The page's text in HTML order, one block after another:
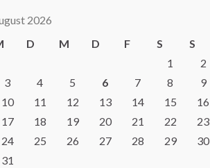
2026
D M D F S
S
1
2
3
4 5 6 7 8
9
10
11 12 13 14 15
16
17
18 19 20 21 22
23
24
25 26 27 28 29
30
31